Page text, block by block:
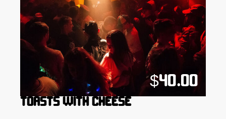
$40.00
TOASTS WITH CHEESE